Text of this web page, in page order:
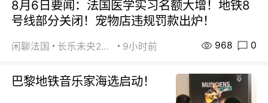
8月6日要闻：法国医学实习名额大增！地铁8
号线部分关闭！宠物店违规罚款出炉！
闲聊法国 长乐未央2015 9小时前 968 0
巴黎地铁音乐家海选启动！